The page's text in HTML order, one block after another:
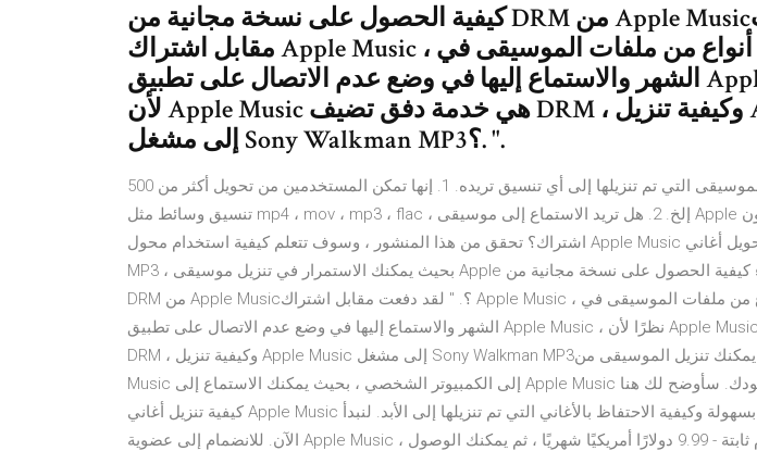
كيفية الحصول على نسخة مجانية من DRM من Apple Music؟. " لقد دفعت
مقابل اشتراك Apple Music ، يمكنني تنزيل أنواع من ملفات الموسيقى في
الشهر والاستماع إليها في وضع عدم الاتصال على تطبيق Apple Music ، نظرًا
لأن Apple Music هي خدمة دفق تضيف DRM ، وكيفية تنزيل Apple Music
إلى مشغل Sony Walkman MP3؟. ".
يسمح لك بتحويل الموسيقى التي تم تنزيلها إلى أي تنسيق تريده. 1. إنها تمكن المستخدمين من تحويل أكثر من 500
تنسيق وسائط مثل mp4 ، mov ، mp3 ، flac ، إلخ. 2. هل تريد الاستماع إلى موسيقى Apple التي تم تنزيلها بدون
اشتراك؟ تحقق من هذا المنشور ، وسوف تتعلم كيفية استخدام محول Apple Music لتحويل أغاني Apple Music إلى
MP3 ، بحيث يمكنك الاستمرار في تنزيل موسيقى Apple القابلة للتشغيل بعد إلغاء كيفية الحصول على نسخة مجانية من
DRM من Apple Music؟. " لقد دفعت مقابل اشتراك Apple Music ، يمكنني تنزيل أنواع من ملفات الموسيقى في
الشهر والاستماع إليها في وضع عدم الاتصال على تطبيق Apple Music ، نظرًا لأن Apple Music هي خدمة دفق تضيف
DRM ، وكيفية تنزيل Apple Music إلى مشغل Sony Walkman MP3؟. ". في الواقع ، يمكنك تنزيل الموسيقى من Apple
Music إلى الكمبيوتر الشخصي ، بحيث يمكنك الاستماع إلى Apple Music بغض النظر عن مكان وجودك. سأوضح لك هنا
كيفية تنزيل أغاني Apple Music على جهاز الكمبيوتر بسهولة وكيفية الاحتفاظ بالأغاني التي تم تنزيلها إلى الأبد. لنبدأ
الآن. للانضمام إلى عضوية Apple Music ، تحتاج إلى دفع رسوم ثابتة - 9.99 دولارًا أمريكيًا شهريًا ، ثم يمكنك الوصول